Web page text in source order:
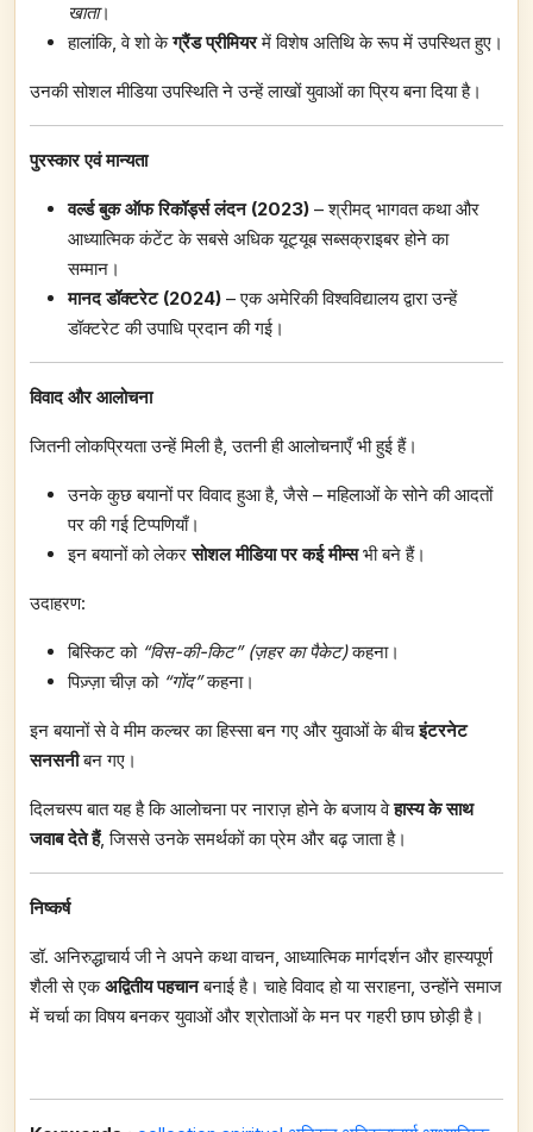
खाता।
हालांकि, वे शो केग्रैंड प्रीमियरमें विशेष अतिथि के रूप में उपस्थित हुए।
उनकी सोशल मीडिया उपस्थिति ने उन्हें लाखों युवाओं का प्रिय बना दिया है।
पुरस्कार एवं मान्यता
वर्ल्ड बुक ऑफ रिकॉर्ड्स लंदन (2023) – श्रीमद् भागवत कथा और
आध्यात्मिक कंटेंट के सबसे अधिक यूट्यूब सब्सक्राइबर होने का
सम्मान।
मानद डॉक्टरेट (2024) – एक अमेरिकी विश्वविद्यालय द्वारा उन्हें
डॉक्टरेट की उपाधि प्रदान की गई।
विवाद और आलोचना
जितनी लोकप्रियता उन्हें मिली है, उतनी ही आलोचनाएँ भी हुई हैं।
उनके कुछ बयानों पर विवाद हुआ है, जैसे – महिलाओं के सोने की आदतों
पर की गई टिप्पणियाँ।
इन बयानों को लेकरसोशल मीडिया पर कई मीम्सभी बने हैं।
उदाहरण:
बिस्किट को “विस-की-किट” (ज़हर का पैकेट)कहना।
पिज़्ज़ा चीज़ को “गोंद”कहना।
इन बयानों से वे मीम कल्चर का हिस्सा बन गए और युवाओं के बीचइंटरनेट
सनसनीबन गए।
दिलचस्प बात यह है कि आलोचना पर नाराज़ होने के बजाय वेहास्य के साथ
जवाब देते हैं, जिससे उनके समर्थकों का प्रेम और बढ़ जाता है।
निष्कर्ष
डॉ. अनिरुद्धाचार्य जी ने अपने कथा वाचन, आध्यात्मिक मार्गदर्शन और हास्यपूर्ण
शैली से एकअद्वितीय पहचानबनाई है। चाहे विवाद हो या सराहना, उन्होंने समाज
में चर्चा का विषय बनकर युवाओं और श्रोताओं के मन पर गहरी छाप छोड़ी है।